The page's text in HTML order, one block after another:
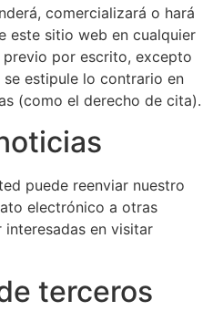
comercializará o hará
este sitio web en cualquier
por escrito, excepto
estipule lo contrario en
(como el derecho de cita).
puede reenviar nuestro
electrónico a otras
interesadas en visitar
terceros